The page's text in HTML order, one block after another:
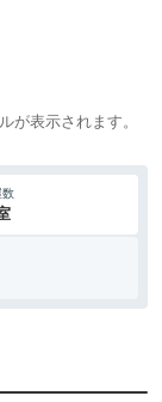
が表示されます。